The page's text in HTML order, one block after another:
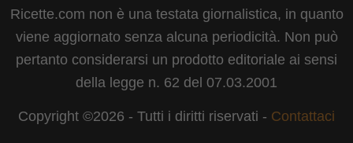
Ricette.com non è una testata giornalistica, in quanto
viene aggiornato senza alcuna periodicità. Non può
pertanto considerarsi un prodotto editoriale ai sensi
della legge n. 62 del 07.03.2001
Copyright ©2026 - Tutti i diritti riservati - Contattaci